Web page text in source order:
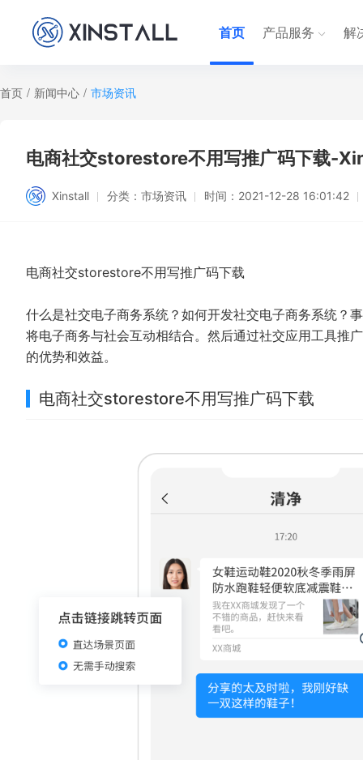
首页 产品服务 解
首页 / 新闻中心 / 市场资讯
电商社交storestore不用写推广码下载-
Xinstall 分类： 市场资讯 时间： 2021-12-28 16:01:42
电商社交storestore不用写推广码下载
什么是社交电子商务系统？如何开发社交电子商务系统？
将电子商务与社会互动相结合。然后通过社交应用工具推
的优势和效益。
电商社交storestore不用写推广码下载